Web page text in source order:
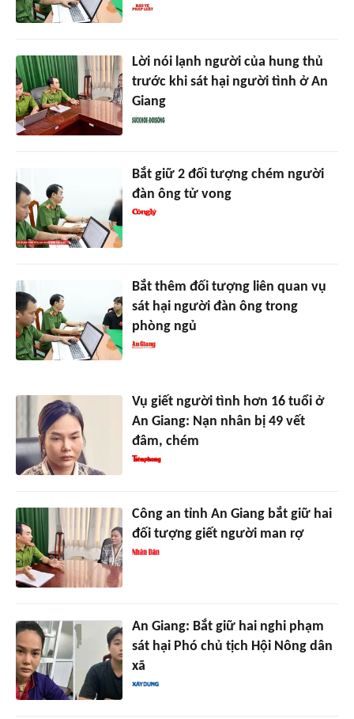
Lời nói lạnh người của hung thủ
trước khi sát hại người tình ở An
Giang
Bắt giữ 2 đối tượng chém người
đàn ông tử vong
Bắt thêm đối tượng liên quan vụ
sát hại người đàn ông trong
phòng ngủ
Vụ giết người tình hơn 16 tuổi ở
An Giang: Nạn nhân bị 49 vết
đâm, chém
Công an tỉnh An Giang bắt giữ hai
đối tượng giết người man rợ
An Giang: Bắt giữ hai nghi phạm
sát hại Phó chủ tịch Hội Nông dân
xã